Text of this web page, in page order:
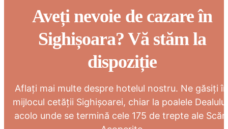
Aveți nevoie de cazare în
Sighișoara? Vă stăm la
dispoziție
Aflați mai multe despre hotelul nostru. Ne găsiți în
mijlocul cetății Sighișoarei, chiar la poalele
acolo unde se termină cele 175 de trepte ale